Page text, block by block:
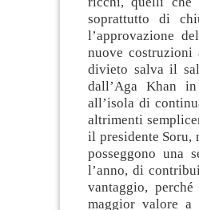
soprattutto di
l’approvazione
nuove
divieto salva il
dall’Aga Khan
all’isola di
altrimenti
il presidente Soru,
posseggono una
l’anno, di
vantaggio,
maggior valore